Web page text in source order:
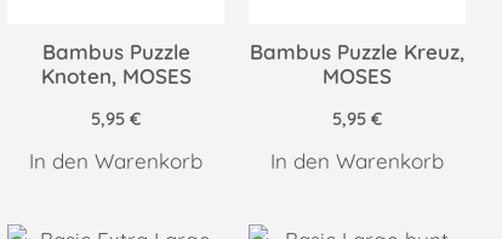
Bambus Puzzle
Knoten, MOSES
5,95€
In den Warenkorb
Bambus Puzzle Kreuz,
MOSES
5,95€
In den Warenkorb